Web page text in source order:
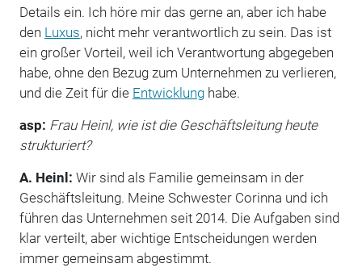
Details ein. Ich höre mir das gerne an, aber ich habe
den Luxus, nicht mehr verantwortlich zu sein. Das ist
ein großer Vorteil, weil ich Verantwortung abgegeben
habe, ohne den Bezug zum Unternehmen zu verlieren,
und die Zeit für die Entwicklunghabe.
asp: Frau Heinl, wie ist die Geschäftsleitung heute
strukturiert?
A. Heinl: Wir sind als Familie gemeinsam in der
Geschäftsleitung. Meine Schwester Corinna und ich
führen das Unternehmen seit 2014. Die Aufgaben sind
klar verteilt, aber wichtige Entscheidungen werden
immer gemeinsam abgestimmt.